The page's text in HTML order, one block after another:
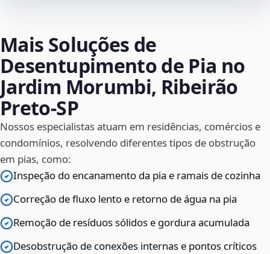
Mais Soluções de
Desentupimento de Pia no
Jardim Morumbi, Ribeirão
Preto‑SP
Nossos especialistas atuam em residências, comércios e
condomínios, resolvendo diferentes tipos de obstrução
em pias, como:
Inspeção do encanamento da pia e ramais de cozinha
Correção de fluxo lento e retorno de água na pia
Remoção de resíduos sólidos e gordura acumulada
Desobstrução de conexões internas e pontos críticos